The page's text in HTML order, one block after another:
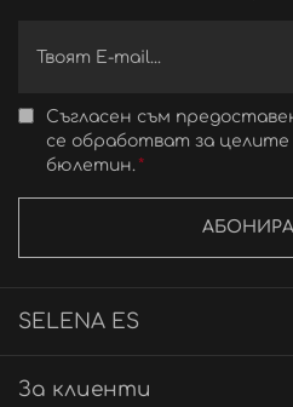
Съгласен съм
се обработват за
бюлетин.
SELENA ES
За клиенти